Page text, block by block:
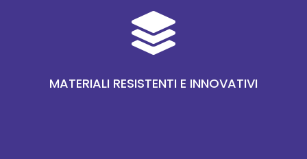

MATERIALI RESISTENTI E INNOVATIVI